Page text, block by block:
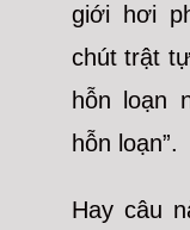
giới hơi
chút trật
hỗn loạn
hỗn loạn”.
Hay câu